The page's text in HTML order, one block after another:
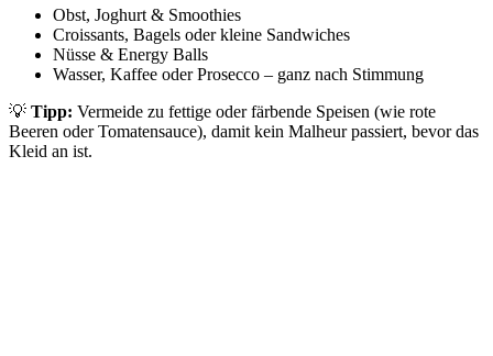
Obst, Joghurt & Smoothies
Croissants, Bagels oder kleine Sandwiches
Nüsse & Energy Balls
Wasser, Kaffee oder Prosecco – ganz nach Stimmung
💡 Tipp: Vermeide zu fettige oder färbende Speisen (wie rote
Beeren oder Tomatensauce), damit kein Malheur passiert, bevor das
Kleid an ist.